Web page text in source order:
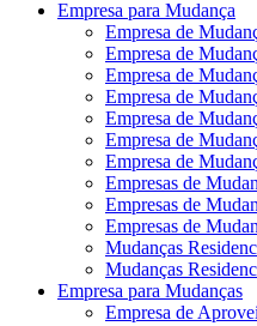
Empresa para Mudança
Empresa de
Empresa de
Empresa de
Empresa de
Empresa de
Empresa de
Empresa de
Empresas de
Empresas de
Empresas de
Mudanças
Mudanças
Empresa para Mudanças
Empresa de